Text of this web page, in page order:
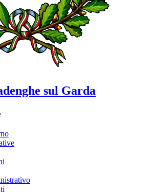
sul Garda